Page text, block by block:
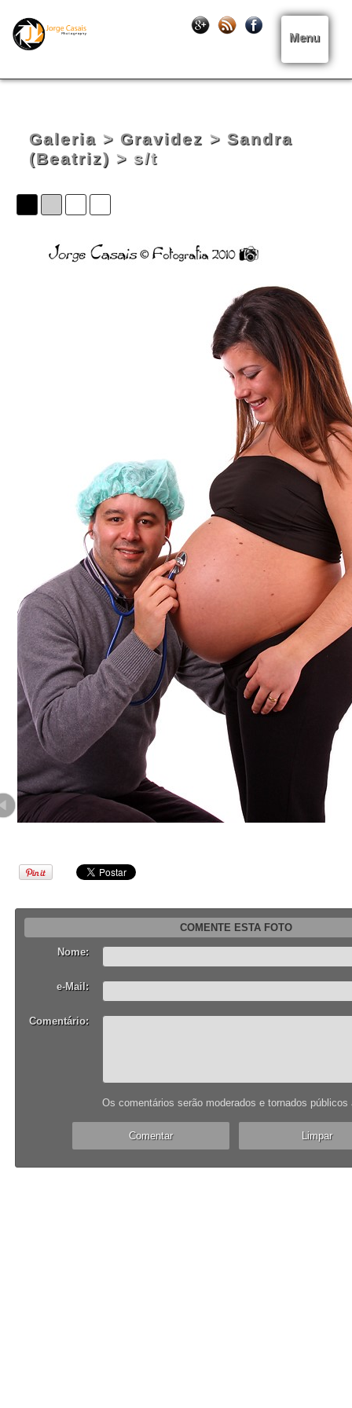
Menu
Galeria > Gravidez > Sandra
(Beatriz) > s/t
COMENTE ESTA FOTO
Nome:
e-Mail:
Comentário:
Os comentários serão moderados e tornados públicos